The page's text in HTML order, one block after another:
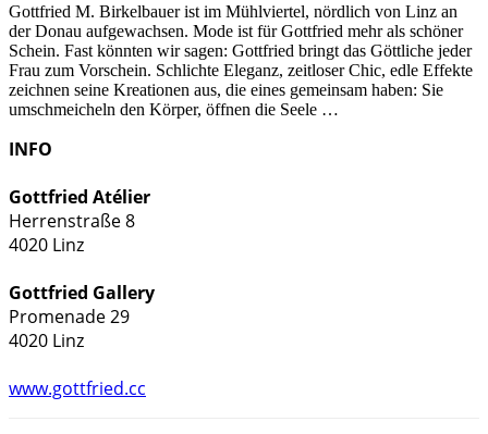
Gottfried M. Birkelbauer ist im Mühlviertel, nördlich von Linz an
der Donau aufgewachsen. Mode ist für Gottfried mehr als schöner
Schein. Fast könnten wir sagen: Gottfried bringt das Göttliche jeder
Frau zum Vorschein. Schlichte Eleganz, zeitloser Chic, edle Effekte
zeichnen seine Kreationen aus, die eines gemeinsam haben: Sie
umschmeicheln den Körper, öffnen die Seele …
INFO
Gottfried Atélier
Herrenstraße 8
4020 Linz
Gottfried Gallery
Promenade 29
4020 Linz
www.gottfried.cc